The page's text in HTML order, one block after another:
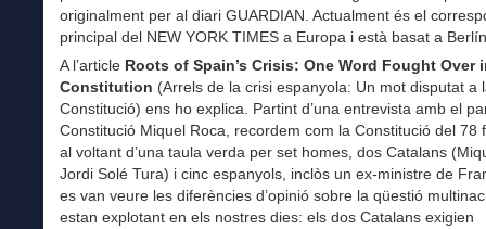
originalment per al diari GUARDIAN. Actualment és el
principal del NEW YORK TIMES a Europa i està basat a
A l’article Roots of Spain’s Crisis: One Word Fought Over
Constitution (Arrels de la crisi espanyola: Un mot disputat a
Constitució) ens ho explica. Partint d’una entrevista amb el
Constitució Miquel Roca, recordem com la Constitució del 78
al voltant d’una taula verda per set homes, dos Catalans
Jordi Solé Tura) i cinc espanyols, inclòs un ex-ministre de
es van veure les diferències d’opinió sobre la qüestió
estan explotant en els nostres dies: els dos Catalans exigien